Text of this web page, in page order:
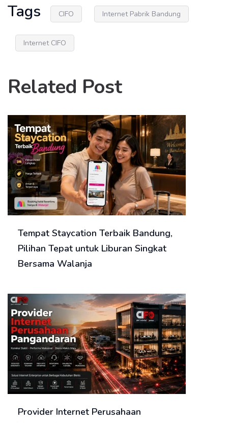
Tags CIFO Internet Pabrik Bandung
Internet CIFO
Related Post
Tempat Staycation Terbaik Bandung,
Pilihan Tepat untuk Liburan Singkat
Bersama Walanja
Provider Internet Perusahaan